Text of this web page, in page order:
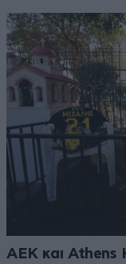
ΑΕΚ και Athens